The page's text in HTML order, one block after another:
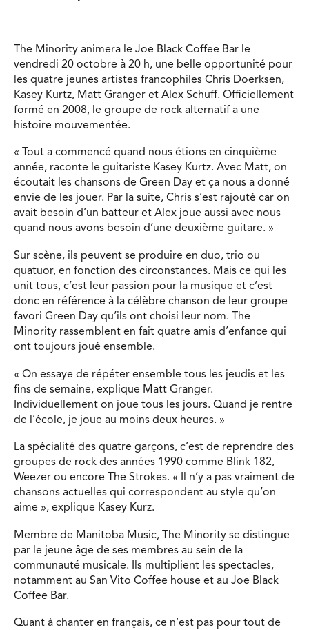
The Minority animera le Joe Black Coffee Bar le
vendredi 20 octobre à 20 h, une belle opportunité pour
les quatre jeunes artistes francophiles Chris Doerksen,
Kasey Kurtz, Matt Granger et Alex Schuff. Officiellement
formé en 2008, le groupe de rock alternatif a une
histoire mouvementée.
« Tout a commencé quand nous étions en cinquième
année, raconte le guitariste Kasey Kurtz. Avec Matt, on
écoutait les chansons de Green Day et ça nous a donné
envie de les jouer. Par la suite, Chris s’est rajouté car on
avait besoin d’un batteur et Alex joue aussi avec nous
quand nous avons besoin d’une deuxième guitare. »
Sur scène, ils peuvent se produire en duo, trio ou
quatuor, en fonction des circonstances. Mais ce qui les
unit tous, c’est leur passion pour la musique et c’est
donc en référence à la célèbre chanson de leur groupe
favori Green Day qu’ils ont choisi leur nom. The
Minority rassemblent en fait quatre amis d’enfance qui
ont toujours joué ensemble.
« On essaye de répéter ensemble tous les jeudis et les
fins de semaine, explique Matt Granger.
Individuellement on joue tous les jours. Quand je rentre
de l’école, je joue au moins deux heures. »
La spécialité des quatre garçons, c’est de reprendre des
groupes de rock des années 1990 comme Blink 182,
Weezer ou encore The Strokes. « Il n’y a pas vraiment de
chansons actuelles qui correspondent au style qu’on
aime », explique Kasey Kurz.
Membre de Manitoba Music, The Minority se distingue
par le jeune âge de ses membres au sein de la
communauté musicale. Ils multiplient les spectacles,
notamment au San Vito Coffee house et au Joe Black
Coffee Bar.
Quant à chanter en français, ce n’est pas pour tout de